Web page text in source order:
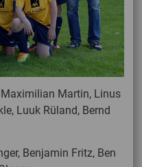
Martin, Linus
Luuk Rüland, Bernd
Benjamin Fritz, Ben